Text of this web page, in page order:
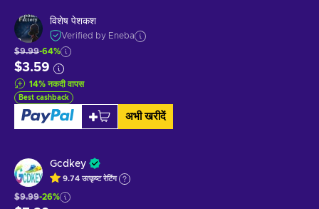
विशेष पेशकश
Verified by Eneba
$9.99-64%
$3.59
14% नकदी वापस
Best cashback
अभी खरीदें
Gcdkey
9.74 उत्कृष्टरेटिंग
$9.99-26%